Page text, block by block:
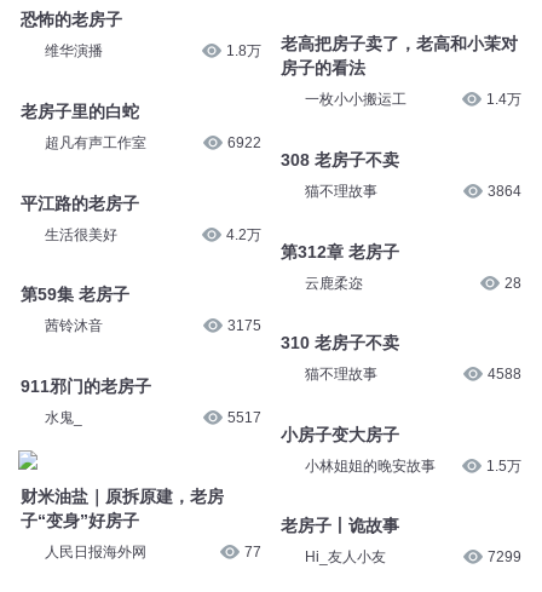
恐怖的老房子
维华演播 1.8万
老房子里的白蛇
超凡有声工作室 6922
平江路的老房子
生活很美好 4.2万
第59集 老房子
茜铃沐音 3175
911邪门的老房子
水鬼_ 5517
财米油盐｜原拆原建，老房
子“变身”好房子
人民日报海外网 77
老高把房子卖了，老高和小茉对
房子的看法
一枚小小搬运工 1.4万
308 老房子不卖
猫不理故事 3864
第312章 老房子
云鹿柔迩 28
310 老房子不卖
猫不理故事 4588
小房子变大房子
小林姐姐的晚安故事 1.5万
老房子丨诡故事
Hi_友人小友 7299